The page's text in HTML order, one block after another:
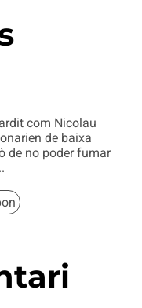
com Nicolau
de baixa
de no poder fumar